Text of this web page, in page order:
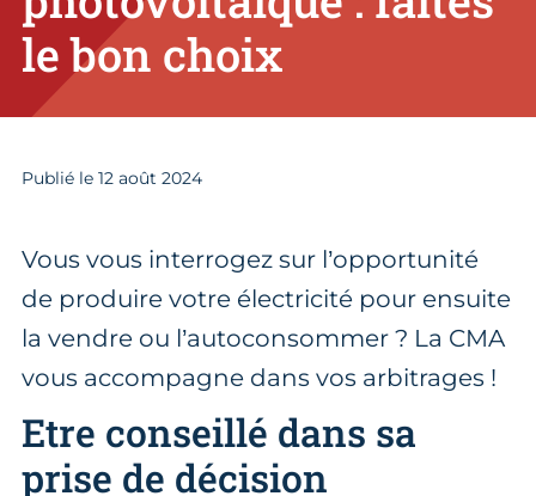
le bon choix
Publié le 12 août 2024
Vous vous interrogez sur l’opportunité
de produire votre électricité pour ensuite
la vendre ou l’autoconsommer ? La CMA
vous accompagne dans vos arbitrages !
Etre conseillé dans sa
prise de décision